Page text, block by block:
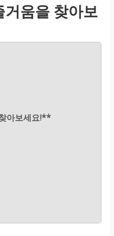
움을 찾아보
아보세요!**